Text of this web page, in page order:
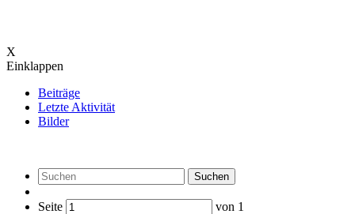
X
Einklappen
Beiträge
Letzte Aktivität
Bilder
Suchen
Seite von 1